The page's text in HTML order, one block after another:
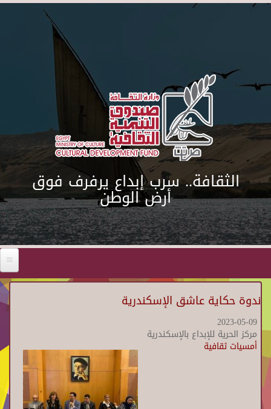
Skip to main content
الثقافة.. سرب إبداع يرفرف فوق
أرض الوطن
ندوة حكاية عاشق الإسكندرية
2023-05-09
مركز الحرية للإبداع بالإسكندرية
أمسيات ثقافية